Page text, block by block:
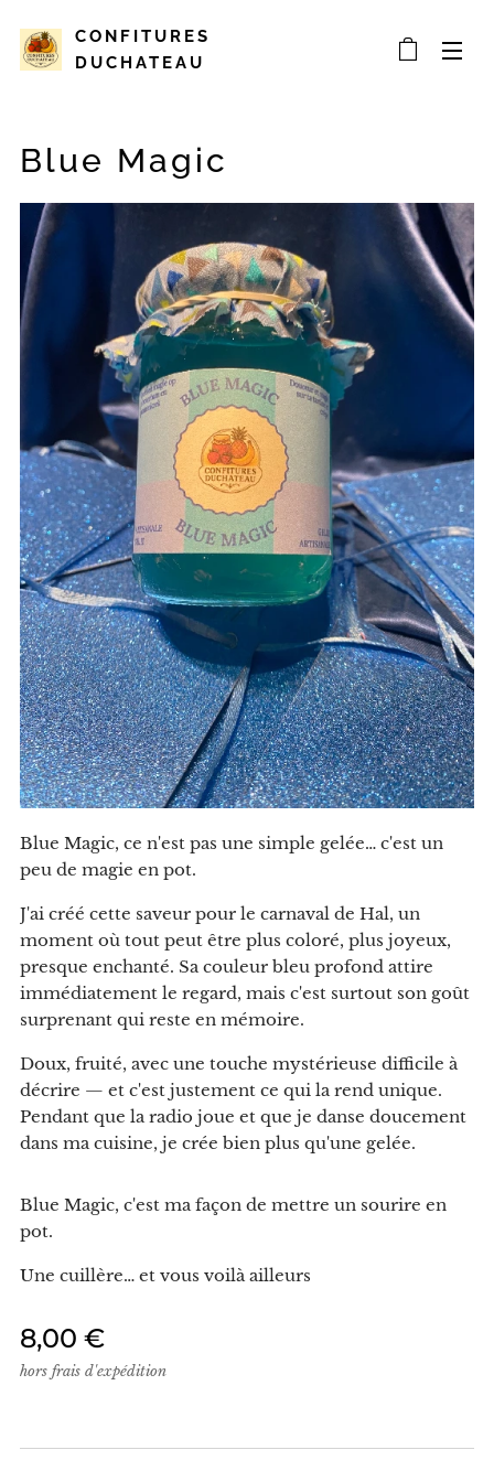
CONFITURES
DUCHATEAU
Blue Magic
Blue Magic, ce n'est pas une simple gelée… c'est un
peu de magie en pot.
J'ai créé cette saveur pour le carnaval de Hal, un
moment où tout peut être plus coloré, plus joyeux,
presque enchanté. Sa couleur bleu profond attire
immédiatement le regard, mais c'est surtout son goût
surprenant qui reste en mémoire.
Doux, fruité, avec une touche mystérieuse difficile à
décrire — et c'est justement ce qui la rend unique.
Pendant que la radio joue et que je danse doucement
dans ma cuisine, je crée bien plus qu'une gelée.
Blue Magic, c'est ma façon de mettre un sourire en
pot.
Une cuillère… et vous voilà ailleurs
8,00 €
hors frais d'expédition